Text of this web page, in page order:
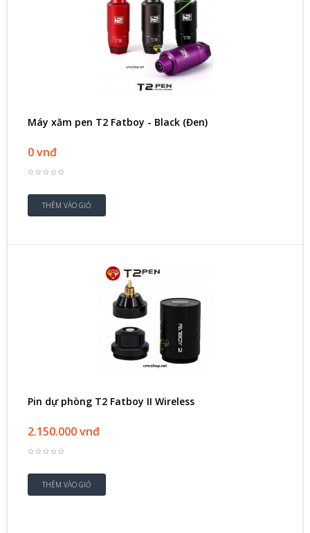
Máy xăm pen T2 Fatboy - Black (Đen)
0 vnđ
Pin dự phòng T2 Fatboy II Wireless
2.150.000 vnđ